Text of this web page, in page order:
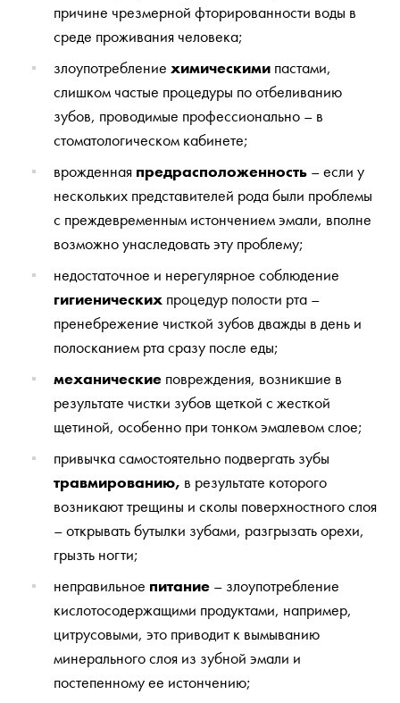
причине чрезмерной фторированности воды в
среде проживания человека;
злоупотребление химическими пастами,
слишком частые процедуры по отбеливанию
зубов, проводимые профессионально – в
стоматологическом кабинете;
врожденная предрасположенность – если у
нескольких представителей рода были проблемы
с преждевременным истончением эмали, вполне
возможно унаследовать эту проблему;
недостаточное и нерегулярное соблюдение
гигиенических процедур полости рта –
пренебрежение чисткой зубов дважды в день и
полосканием рта сразу после еды;
механические повреждения, возникшие в
результате чистки зубов щеткой с жесткой
щетиной, особенно при тонком эмалевом слое;
привычка самостоятельно подвергать зубы
травмированию, в результате которого
возникают трещины и сколы поверхностного слоя
– открывать бутылки зубами, разгрызать орехи,
грызть ногти;
неправильное питание – злоупотребление
кислотосодержащими продуктами, например,
цитрусовыми, это приводит к вымыванию
минерального слоя из зубной эмали и
постепенному ее истончению;